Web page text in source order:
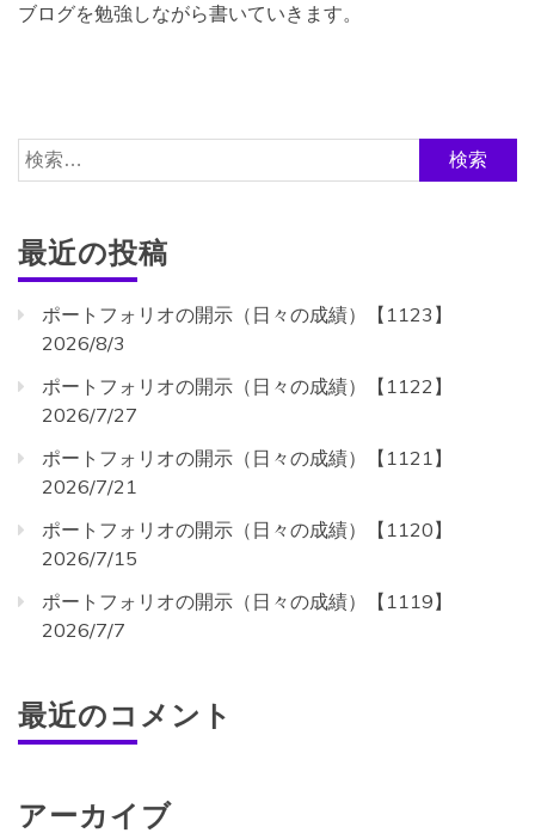
ブログを勉強しながら書いていきます。
検
索:
最近の投稿
ポートフォリオの開示（日々の成績）【1123】
2026/8/3
ポートフォリオの開示（日々の成績）【1122】
2026/7/27
ポートフォリオの開示（日々の成績）【1121】
2026/7/21
ポートフォリオの開示（日々の成績）【1120】
2026/7/15
ポートフォリオの開示（日々の成績）【1119】
2026/7/7
最近のコメント
アーカイブ